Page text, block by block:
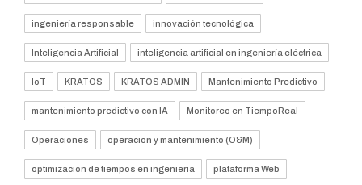
ingeniería responsable innovación tecnológica
Inteligencia Artificial inteligencia artificial en ingeniería eléctrica
IoT KRATOS KRATOS ADMIN Mantenimiento Predictivo
mantenimiento predictivo con IA Monitoreo en TiempoReal
Operaciones operación y mantenimiento (O&M)
optimización de tiempos en ingeniería plataforma Web